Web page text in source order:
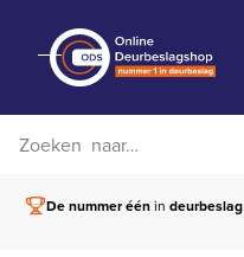
De nummer éénindeurbeslag